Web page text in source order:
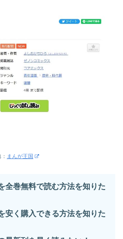
まんが王国
全巻無料で読む方法を知りた
安く購入できる方法を知りた